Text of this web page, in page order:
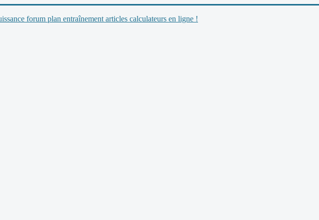
forum plan entraînement articles calculateurs en ligne !